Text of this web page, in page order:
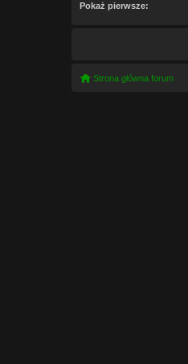
Pokaż pierwsze:
Strona główna forum